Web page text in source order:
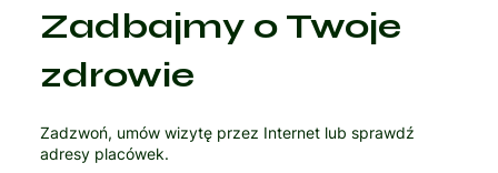
Zadbajmy o Twoje
zdrowie
Zadzwoń, umów wizytę przez Internet lub sprawdź
adresy placówek.